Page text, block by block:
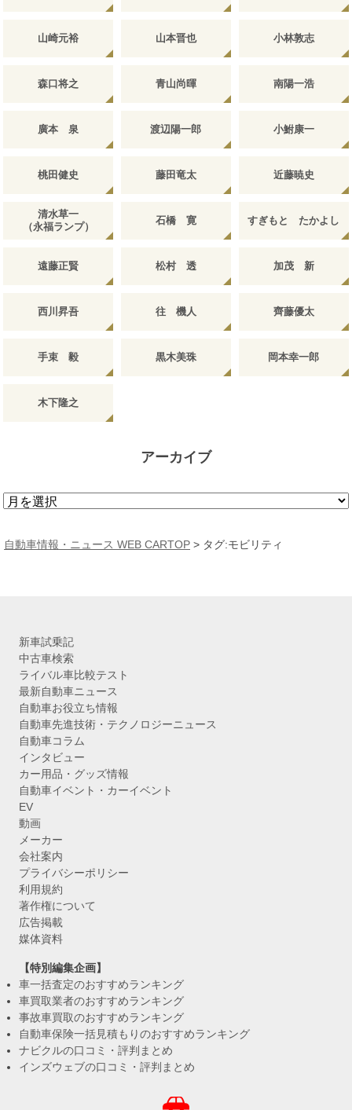
山崎元裕 山本晋也 小林敦志
森口将之 青山尚暉 南陽一浩
廣本 泉 渡辺陽一郎 小鮒康一
桃田健史 藤田竜太 近藤暁史
清水草一
（永福ランプ）
石橋 寛 すぎもと たかよし
遠藤正賢 松村 透 加茂 新
西川昇吾 往 機人 齊藤優太
手束 毅 黒木美珠 岡本幸一郎
木下隆之
アーカイブ
ア
カ
自動車情報・ニュース WEB CARTOP > タグ:モビリティ
新車試乗記
中古車検索
ライバル車比較テスト
最新自動車ニュース
自動車お役立ち情報
自動車先進技術・テクノロジーニュース
自動車コラム
インタビュー
カー用品・グッズ情報
自動車イベント・カーイベント
EV
動画
メーカー
会社案内
プライバシーポリシー
利用規約
著作権について
広告掲載
媒体資料
【特別編集企画】
車一括査定のおすすめランキング
車買取業者のおすすめランキング
事故車買取のおすすめランキング
自動車保険一括見積もりのおすすめランキング
ナビクルの口コミ・評判まとめ
インズウェブの口コミ・評判まとめ